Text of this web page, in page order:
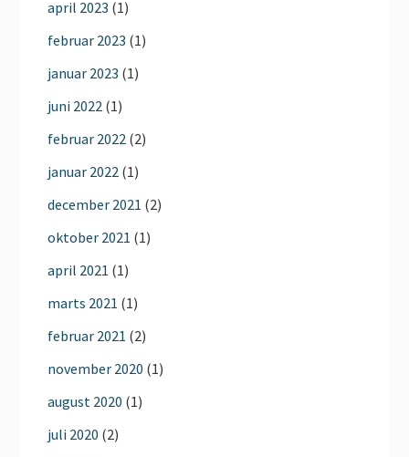
april 2023 (1)
februar 2023 (1)
januar 2023 (1)
juni 2022 (1)
februar 2022 (2)
januar 2022 (1)
december 2021 (2)
oktober 2021 (1)
april 2021 (1)
marts 2021 (1)
februar 2021 (2)
november 2020 (1)
august 2020 (1)
juli 2020 (2)